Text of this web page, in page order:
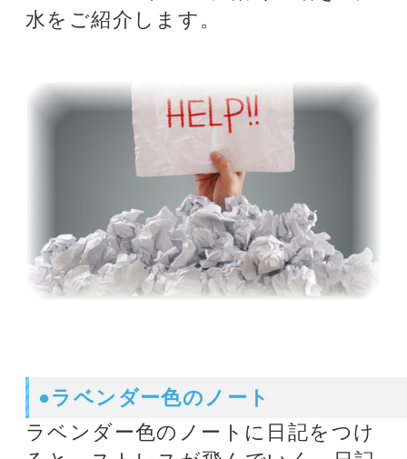
●ラベンダー色のノート
ラベンダー色のノートに日記をつけ
ると、ストレスが飛んでいく。日記
は、厄をその日のうちに落とす開運
アクション。良かったことは大きく
書き、イヤなことは書いてすぐに破
り捨てるのがコツ。ラベンダー色か
グリーンのノートを使えば、ストレ
心がぬくぬく温まる、かわいいイヌ
のマグカップ。忙しい合間にひと息
つきたいときは、かわいい動物がモ
チーフのマグカップで温かいお茶